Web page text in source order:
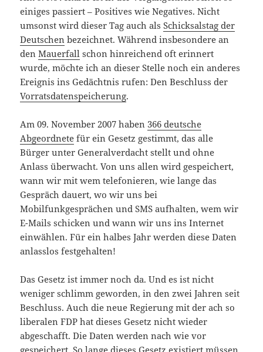
einiges passiert – Positives wie Negatives. Nicht
umsonst wird dieser Tag auch alsSchicksalstag der
Deutschen bezeichnet. Während insbesondere an
denMauerfall schon hinreichend oft erinnert
wurde, möchte ich an dieser Stelle noch ein anderes
Ereignis ins Gedächtnis rufen: Den Beschluss der
Vorratsdatenspeicherung.
Am 09. November 2007 haben 366 deutsche
Abgeordnete für ein Gesetz gestimmt, das alle
Bürger unter Generalverdacht stellt und ohne
Anlass überwacht. Von uns allen wird gespeichert,
wann wir mit wem telefonieren, wie lange das
Gespräch dauert, wo wir uns bei
Mobilfunkgesprächen und SMS aufhalten, wem wir
E-Mails schicken und wann wir uns ins Internet
einwählen. Für ein halbes Jahr werden diese Daten
anlasslos festgehalten!
Das Gesetz ist immer noch da. Und es ist nicht
weniger schlimm geworden, in den zwei Jahren seit
Beschluss. Auch die neue Regierung mit der ach so
liberalen FDP hat dieses Gesetz nicht wieder
abgeschafft. Die Daten werden nach wie vor